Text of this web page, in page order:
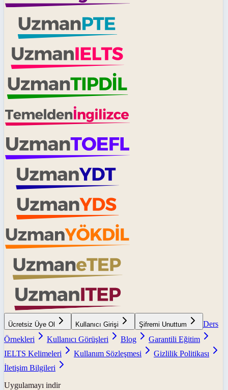
Ücretsiz Üye Ol Kullanıcı Girişi Şifremi Unuttum
Ders
Örnekleri
Kullanıcı Görüşleri Blog
Garantili Eğitim
IELTS Kelimeleri
Kullanım Sözleşmesi
Gizlilik Politikası
İletişim Bilgileri
Uygulamayı indir